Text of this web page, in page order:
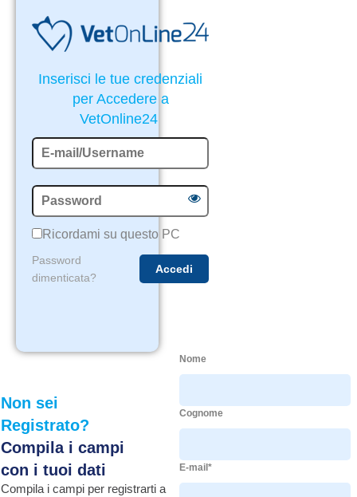
Inserisci le tue credenziali
per Accedere a
VetOnline24
Ricordami su questo PC
Password
dimenticata?
Non sei
Registrato?
Compila i campi
con i tuoi dati
Compila i campi per registrarti a
Nome
Cognome
E-mail*